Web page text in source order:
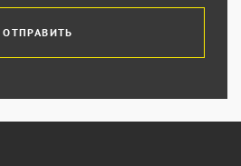
ОТПРАВИТЬ